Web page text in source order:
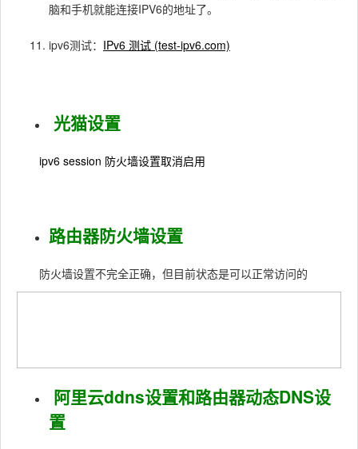
脑和手机就能连接IPV6的地址了。
ipv6测试： IPv6 测试 (test-ipv6.com)
光猫设置
ipv6 session 防火墙设置取消启用
路由器防火墙设置
防火墙设置不完全正确，但目前状态是可以正常访问的
阿里云ddns设置和路由器动态DNS设
置